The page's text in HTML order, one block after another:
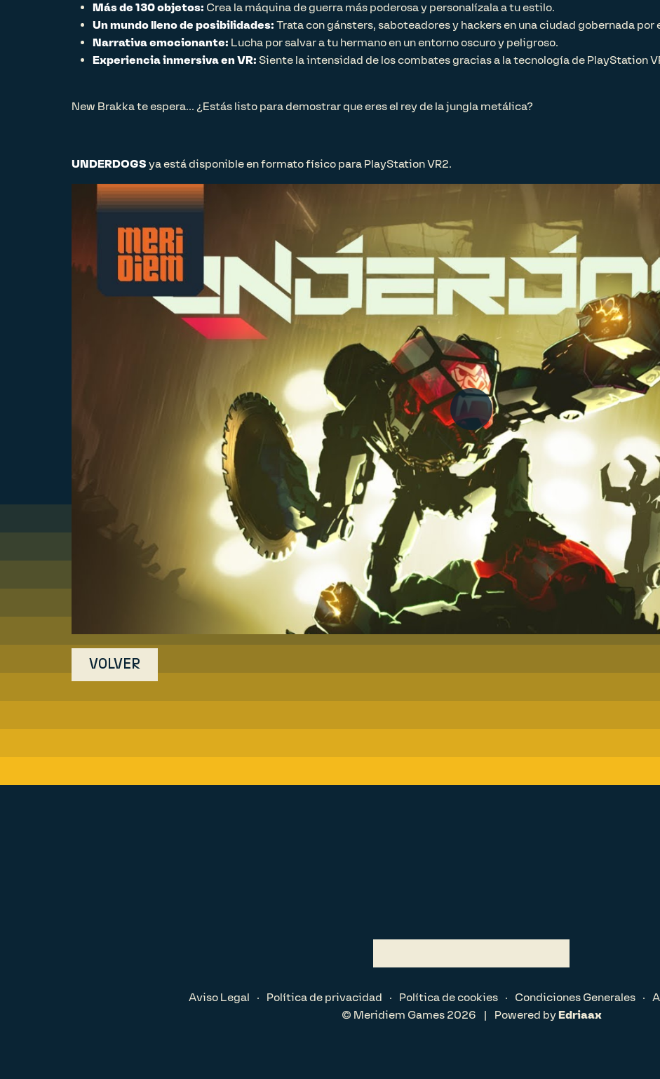
Más de 130 objetos: Crea la máquina de guerra más poderosa y personalízala a tu estilo.
Un mundo lleno de posibilidades: Trata con gánsters, saboteadores y hackers en una ciudad gobernada por
Narrativa emocionante: Lucha por salvar a tu hermano en un entorno oscuro y peligroso.
Experiencia inmersiva en VR: Siente la intensidad de los combates gracias a la tecnología de PlayStation
New Brakka te espera... ¿Estás listo para demostrar que eres el rey de la jungla metálica?
UNDERDOGS ya está disponible en formato físico para PlayStation VR2.
VOLVER
Aviso Legal Política de privacidad Política de cookies Condiciones Generales
© Meridiem Games 2026
| Powered byEdriaax